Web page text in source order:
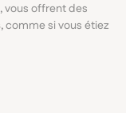
vous offrent des
, comme si vous étiez